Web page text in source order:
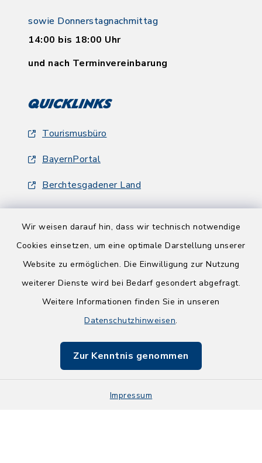
Wir weisen darauf hin, dass wir technisch notwendige
Cookies einsetzen, um eine optimale Darstellung unserer
Website zu ermöglichen. Die Einwilligung zur Nutzung
weiterer Dienste wird bei Bedarf gesondert abgefragt.
Weitere Informationen finden Sie in unseren
Datenschutzhinweisen.
Zur Kenntnis genommen
Impressum
sowie Donnerstagnachmittag
14:00 bis 18:00 Uhr
und nach Terminvereinbarung
Quicklinks
Tourismusbüro
BayernPortal
Berchtesgadener Land
Kontakt
Barrierefreiheit
Impressum
Sitemap